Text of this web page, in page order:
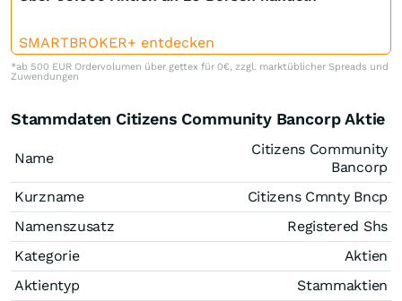
SMARTBROKER+ entdecken
*ab 500 EUR Ordervolumen über gettex für 0€, zzgl. marktüblicher Spreads und
Zuwendungen
Stammdaten Citizens Community Bancorp Aktie
Name
Citizens Community
Bancorp
Kurzname
Citizens Cmnty Bncp
Namenszusatz
Registered Shs
Kategorie
Aktien
Aktientyp
Stammaktien